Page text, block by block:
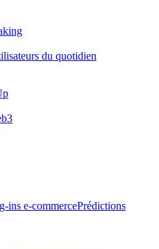
du quotidien
ins e-commercePrédictions